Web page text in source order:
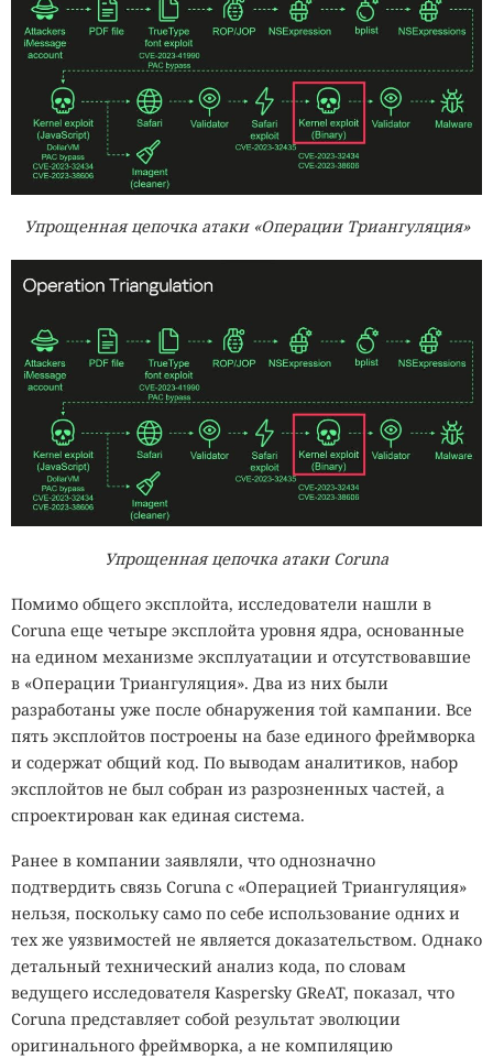
Упрощенная цепочка атаки «Операции Триангуляция»
Упрощенная цепочка атаки Coruna
Помимо общего эксплойта, исследователи нашли в
Coruna еще четыре эксплойта уровня ядра, основанные
на едином механизме эксплуатации и отсутствовавшие
в «Операции Триангуляция». Два из них были
разработаны уже после обнаружения той кампании. Все
пять эксплойтов построены на базе единого фреймворка
и содержат общий код. По выводам аналитиков, набор
эксплойтов не был собран из разрозненных частей, а
спроектирован как единая система.
Ранее в компании заявляли, что однозначно
подтвердить связь Coruna с «Операцией Триангуляция»
нельзя, поскольку само по себе использование одних и
тех же уязвимостей не является доказательством. Однако
детальный технический анализ кода, по словам
ведущего исследователя Kaspersky GReAT, показал, что
Coruna представляет собой результат эволюции
оригинального фреймворка, а не компиляцию